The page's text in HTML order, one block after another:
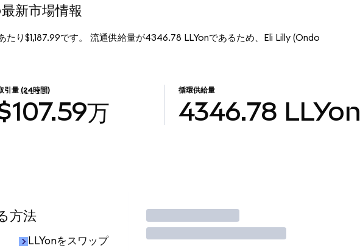
新市場情報
たり$1,187.99です。 流通供給量が4346.78 LLYonであるため、Eli Lilly (Ondo
引量 (24時間)
万
循環供給量
4346.78 LLYon
方法
LLYonをスワップ
取引